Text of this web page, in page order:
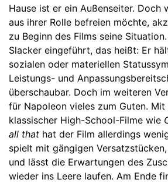
Hause ist er ein Außenseiter. Doch
aus ihrer Rolle befreien möchte,
zu Beginn des Films seine
Slacker eingeführt, das heißt: Er
sozialen oder materiellen
Leistungs- und
überschaubar. Doch im weiteren
für Napoleon vieles zum Guten. Mit
klassischer High-School-Filme wie
all that hat der Film allerdings
spielt mit gängigen
und lässt die Erwartungen des
wieder ins Leere laufen. Am Ende